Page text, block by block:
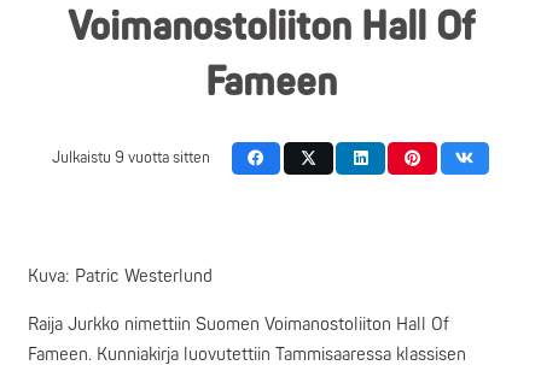
Voimanostoliiton Hall Of
Fameen
Julkaistu 9 vuotta sitten
Kuva: Patric Westerlund
Raija Jurkko nimettiin Suomen Voimanostoliiton Hall Of
Fameen. Kunniakirja luovutettiin Tammisaaressa klassisen